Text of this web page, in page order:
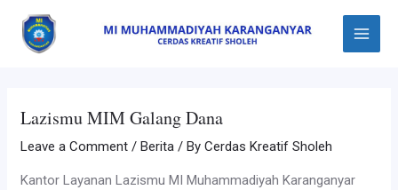
content
Main
Menu
Lazismu MIM Galang Dana
Leave a Comment /Berita / ByCerdas Kreatif Sholeh
Kantor Layanan Lazismu MI Muhammadiyah Karanganyar
navigation